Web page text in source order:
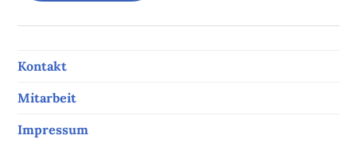
A
r
s
s
Kontakt
Mitarbeit
Impressum